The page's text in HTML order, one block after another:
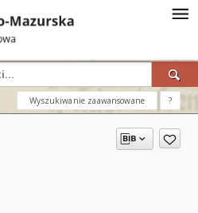
Wyszukiwanie zaawansowane ?